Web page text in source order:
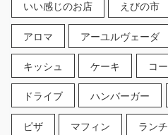
いい感じのお店 えびの市
アロマ アーユルヴェーダ
キッシュ ケーキ コ
ドライブ ハンバーガー
ピザ マフィン ランチ